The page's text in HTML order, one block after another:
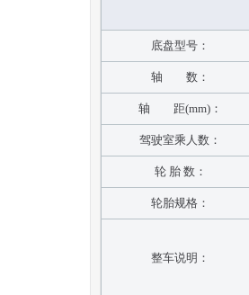
底盘型号：
轴 数：
轴 距(mm)：
驾驶室乘人数：
轮 胎 数：
轮胎规格：
整车说明：